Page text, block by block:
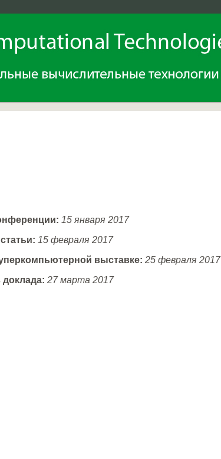
15 января 2017
15 февраля 2017
выставке: 25 февраля 2017
доклада: 27 марта 2017